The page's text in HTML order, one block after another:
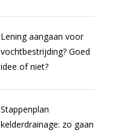
Lening aangaan voor
vochtbestrijding? Goed
idee of niet?
Stappenplan
kelderdrainage: zo gaan